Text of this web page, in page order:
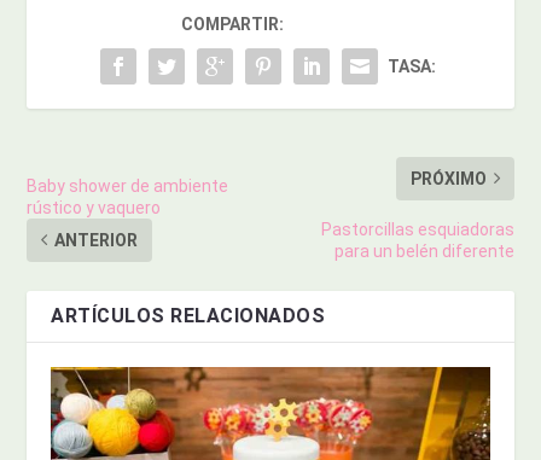
COMPARTIR:
TASA:
Baby shower de ambiente
rústico y vaquero
ANTERIOR
PRÓXIMO
Pastorcillas esquiadoras
para un belén diferente
ARTÍCULOS RELACIONADOS